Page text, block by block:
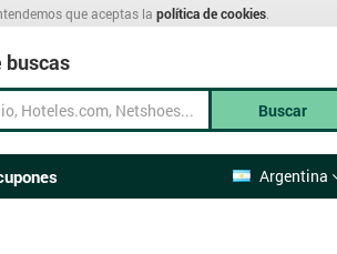
que aceptas la política de cookies
buscas
Buscar
Argentina